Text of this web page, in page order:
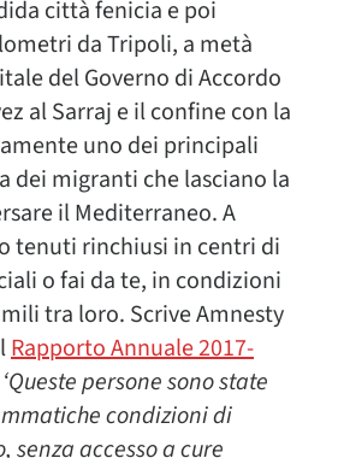
città fenicia e poi
da Tripoli, a metà
del Governo di Accordo
al Sarraj e il confine con la
uno dei principali
dei migranti che lasciano la
il Mediterraneo. A
tenuti rinchiusi in centri di
o fai da te, in condizioni
tra loro. Scrive Amnesty
Rapporto Annuale 2017-
‘Queste persone sono state
condizioni di
senza accesso a cure